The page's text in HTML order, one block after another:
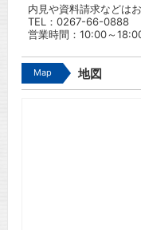
内見や資料請求などは
TEL： 0267-66-0888
営業時間：10:00～
Map 地図